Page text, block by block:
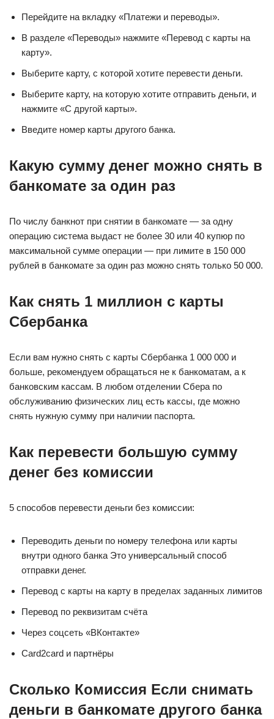
Перейдите на вкладку «Платежи и переводы».
В разделе «Переводы» нажмите «Перевод с карты на
карту».
Выберите карту, с которой хотите перевести деньги.
Выберите карту, на которую хотите отправить деньги, и
нажмите «С другой карты».
Введите номер карты другого банка.
Какую сумму денег можно снять в
банкомате за один раз
По числу банкнот при снятии в банкомате — за одну
операцию система выдаст не более 30 или 40 купюр по
максимальной сумме операции — при лимите в 150 000
рублей в банкомате за один раз можно снять только 50 000.
Как снять 1 миллион с карты
Сбербанка
Если вам нужно снять с карты Сбербанка 1 000 000 и
больше, рекомендуем обращаться не к банкоматам, а к
банковским кассам. В любом отделении Сбера по
обслуживанию физических лиц есть кассы, где можно
снять нужную сумму при наличии паспорта.
Как перевести большую сумму
денег без комиссии
5 способов перевести деньги без комиссии:
Переводить деньги по номеру телефона или карты
внутри одного банка Это универсальный способ
отправки денег.
Перевод с карты на карту в пределах заданных лимитов
Перевод по реквизитам счёта
Через соцсеть «ВКонтакте»
Card2card и партнёры
Сколько Комиссия Если снимать
деньги в банкомате другого банка